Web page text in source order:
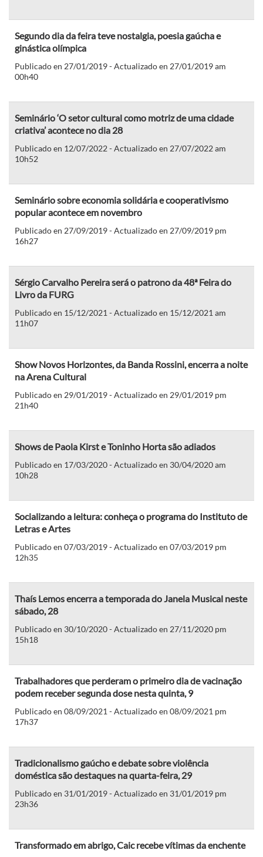
Segundo dia da feira teve nostalgia, poesia gaúcha e
ginástica olímpica
Publicado en 27/01/2019 - Actualizado en 27/01/2019 am
00h40
Seminário ‘O setor cultural como motriz de uma cidade
criativa’ acontece no dia 28
Publicado en 12/07/2022 - Actualizado en 27/07/2022 am
10h52
Seminário sobre economia solidária e cooperativismo
popular acontece em novembro
Publicado en 27/09/2019 - Actualizado en 27/09/2019 pm
16h27
Sérgio Carvalho Pereira será o patrono da 48ª Feira do
Livro da FURG
Publicado en 15/12/2021 - Actualizado en 15/12/2021 am
11h07
Show Novos Horizontes, da Banda Rossini, encerra a noite
na Arena Cultural
Publicado en 29/01/2019 - Actualizado en 29/01/2019 pm
21h40
Shows de Paola Kirst e Toninho Horta são adiados
Publicado en 17/03/2020 - Actualizado en 30/04/2020 am
10h28
Socializando a leitura: conheça o programa do Instituto de
Letras e Artes
Publicado en 07/03/2019 - Actualizado en 07/03/2019 pm
12h35
Thaís Lemos encerra a temporada do Janela Musical neste
sábado, 28
Publicado en 30/10/2020 - Actualizado en 27/11/2020 pm
15h18
Trabalhadores que perderam o primeiro dia de vacinação
podem receber segunda dose nesta quinta, 9
Publicado en 08/09/2021 - Actualizado en 08/09/2021 pm
17h37
Tradicionalismo gaúcho e debate sobre violência
doméstica são destaques na quarta-feira, 29
Publicado en 31/01/2019 - Actualizado en 31/01/2019 pm
23h36
Transformado em abrigo, Caic recebe vítimas da enchente